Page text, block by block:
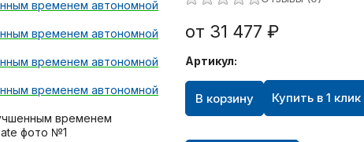
от 31 477 ₽
Артикул:
В корзину Купить в 1 клик